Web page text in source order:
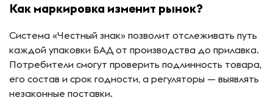
Как маркировка изменит рынок?
Система «Честный знак» позволит отслеживать путь
каждой упаковки БАД от производства до прилавка.
Потребители смогут проверить подлинность товара,
его состав и срок годности, а регуляторы — выявлять
незаконные поставки.